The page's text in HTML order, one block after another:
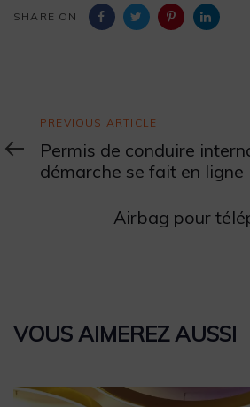
SHARE ON
Previous
Article
PREVIOUS ARTICLE
Permis de conduire
démarche se fait en ligne
Article
Airbag pour
VOUS AIMEREZ AUSSI